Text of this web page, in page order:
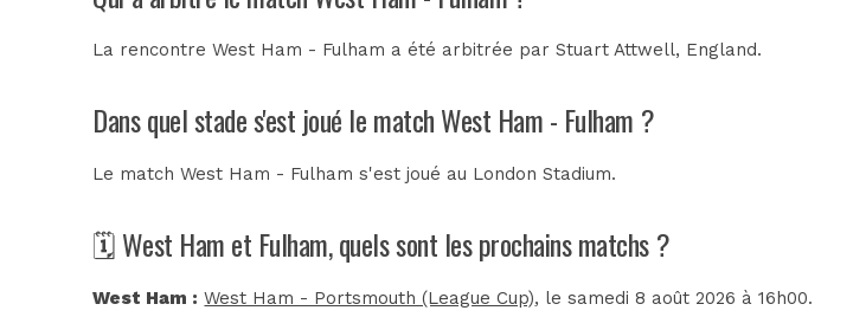
La rencontre West Ham - Fulham a été arbitrée parStuart Attwell, England.
Dans quel stade s'est joué le match West Ham - Fulham ?
Le match West Ham - Fulham s'est joué au London Stadium.
🗓️ West Ham et Fulham, quels sont les prochains matchs ?
West Ham : West Ham - Portsmouth (League Cup), le samedi 8 août 2026 à 16h00.